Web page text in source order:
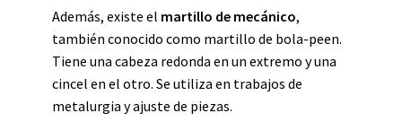
Además, existe el martillo de mecánico,
también conocido como martillo de bola-peen.
Tiene una cabeza redonda en un extremo y una
cincel en el otro. Se utiliza en trabajos de
metalurgia y ajuste de piezas.